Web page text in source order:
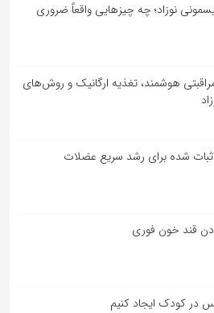
نوزاد؛ چه چیزهایی واقعاً ضروری
هوشمند، تغذیه ارگانیک و روش‌های
شده برای رشد سریع عضلات
قند خون فوری
در کودک ایجاد کنیم